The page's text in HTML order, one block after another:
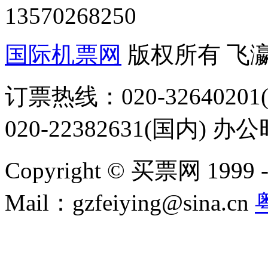
13570268250
国际机票网 版权所有 飞
订票热线：020-
020-22382631(国内) 办
Copyright © 买票网 1999
Mail：gzfeiying@sina.cn